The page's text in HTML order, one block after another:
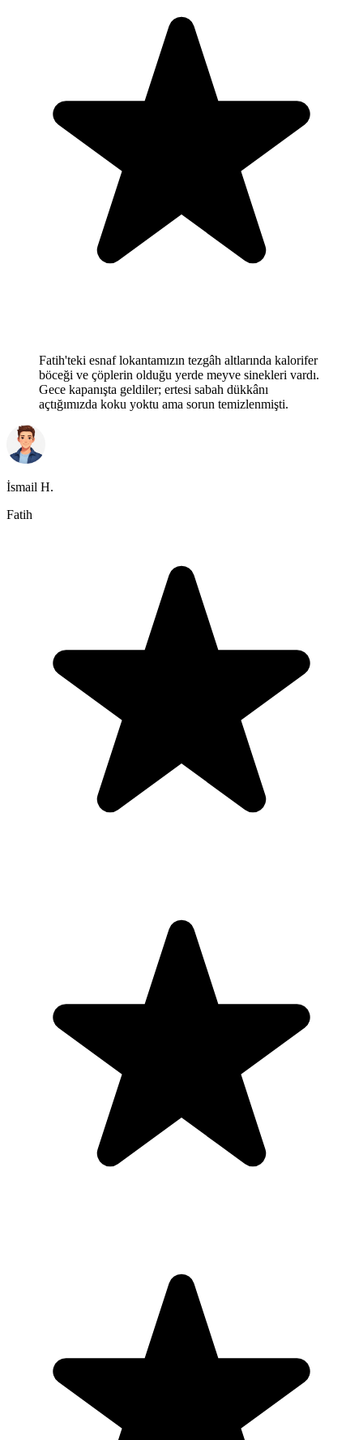
Fatih'teki esnaf lokantamızın tezgâh altlarında kalorifer
böceği ve çöplerin olduğu yerde meyve sinekleri vardı.
Gece kapanışta geldiler; ertesi sabah dükkânı
açtığımızda koku yoktu ama sorun temizlenmişti.
İsmail H.
Fatih